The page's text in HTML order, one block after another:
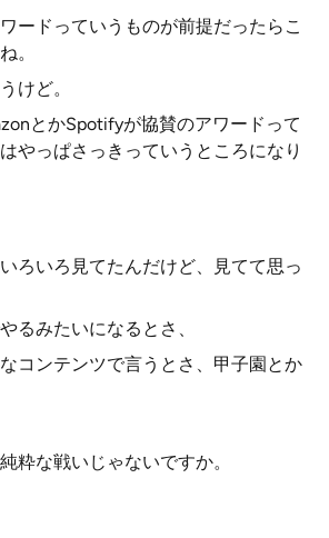
ードっていうものが前提だったらこ
。
けど。
とかSpotifyが協賛のアワードって
やっぱさっきっていうところになり
ろいろ見てたんだけど、見てて思っ
るみたいになるとさ、
コンテンツで言うとさ、甲子園とか
粋な戦いじゃないですか。